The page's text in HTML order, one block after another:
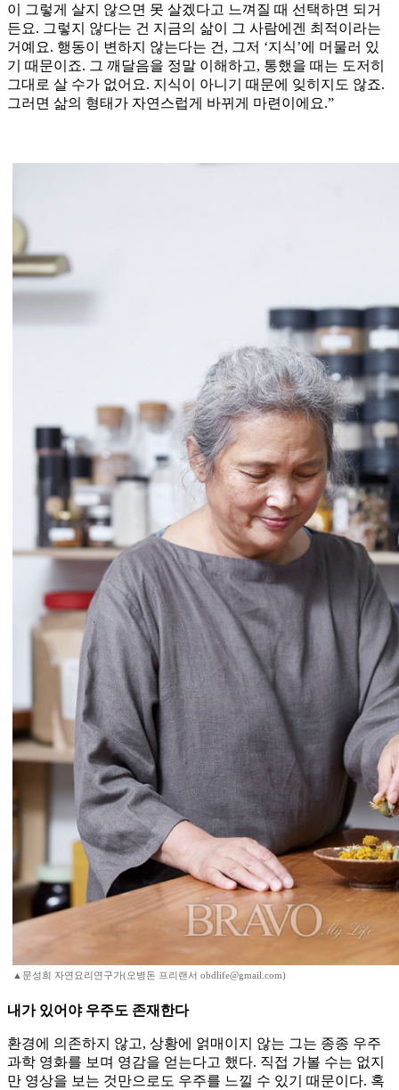
이 그렇게 살지 않으면 못 살겠다고 느껴질 때 선택하면 되거
든요. 그렇지 않다는 건 지금의 삶이 그 사람에겐 최적이라는
거예요. 행동이 변하지 않는다는 건, 그저 ‘지식’에 머물러 있
기 때문이죠. 그 깨달음을 정말 이해하고, 통했을 때는 도저히
그대로 살 수가 없어요. 지식이 아니기 때문에 잊히지도 않죠.
그러면 삶의 형태가 자연스럽게 바뀌게 마련이에요.”
▲문성희 자연요리연구가(오병돈 프리랜서 obdlife@gmail.com)
내가 있어야 우주도 존재한다
환경에 의존하지 않고, 상황에 얽매이지 않는 그는 종종 우주
과학 영화를 보며 영감을 얻는다고 했다. 직접 가볼 수는 없지
만 영상을 보는 것만으로도 우주를 느낄 수 있기 때문이다. 혹